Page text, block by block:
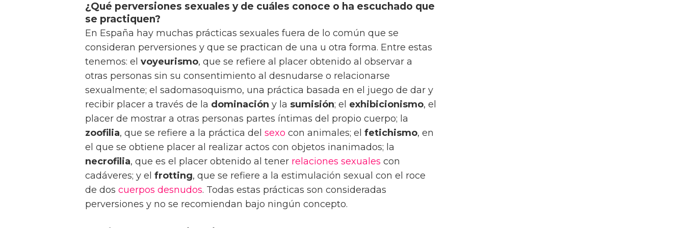
¿Qué perversiones sexuales y de cuáles conoce o ha escuchado que
se practiquen?
En España hay muchas prácticas sexuales fuera de lo común que se
consideran perversiones y que se practican de una u otra forma. Entre estas
tenemos: el voyeurismo, que se refiere al placer obtenido al observar a
otras personas sin su consentimiento al desnudarse o relacionarse
sexualmente; el sadomasoquismo, una práctica basada en el juego de dar y
recibir placer a través de la dominación y la sumisión; el exhibicionismo, el
placer de mostrar a otras personas partes íntimas del propio cuerpo; la
zoofilia, que se refiere a la práctica del sexo con animales; el fetichismo, en
el que se obtiene placer al realizar actos con objetos inanimados; la
necrofilia, que es el placer obtenido al tener relaciones sexuales con
cadáveres; y el frotting, que se refiere a la estimulación sexual con el roce
de dos cuerpos desnudos. Todas estas prácticas son consideradas
perversiones y no se recomiendan bajo ningún concepto.